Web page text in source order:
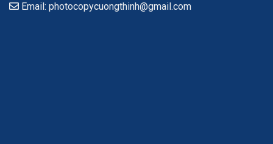
Email: photocopycuongthinh@gmail.com